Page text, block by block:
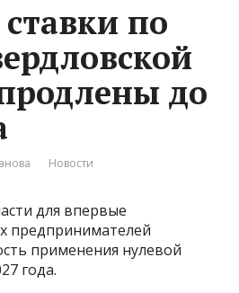
по
до
Новости
для впервые
предпринимателей
применения нулевой
года.